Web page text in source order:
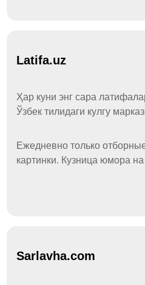
Latifa.uz
Ҳар куни энг сара
Ўзбек тилидаги кулгу
Ежедневно только
картинки. Кузница юмора
Sarlavha.com